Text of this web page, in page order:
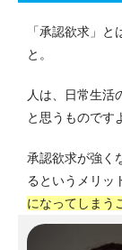
「承認欲求」と
と。
人は、日常生活
と思うものです
承認欲求が強く
るというメリッ
になってしまう